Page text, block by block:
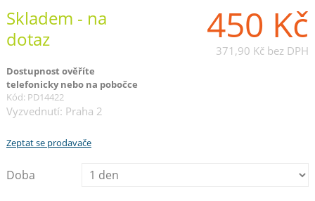
450 Kč
371,90 Kč bez DPH
Skladem - na
dotaz
Dostupnost ověříte
telefonicky nebo na pobočce
Kód: PD14422
Vyzvednutí: Praha 2
Zeptat se prodavače
Doba